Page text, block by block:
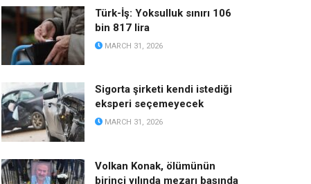
Türk-İş: Yoksulluk sınırı 106
bin 817 lira
MARCH 31, 2026
Sigorta şirketi kendi istediği
eksperi seçemeyecek
MARCH 31, 2026
Volkan Konak, ölümünün
birinci yılında mezarı başında